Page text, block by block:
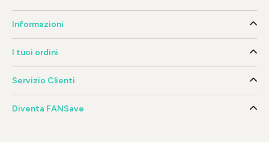
Informazioni
I tuoi ordini
Servizio Clienti
Diventa FANSave